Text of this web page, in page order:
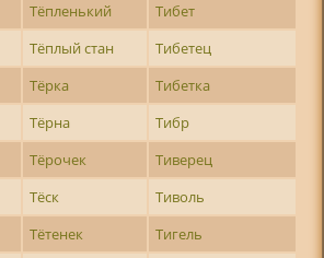
Тёпленький
Тибет
Тёплый стан
Тибетец
Тёрка
Тибетка
Тёрна
Тибр
Тёрочек
Тиверец
Тёск
Тиволь
Тётенек
Тигель